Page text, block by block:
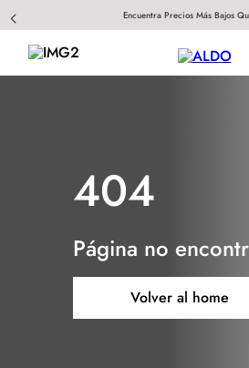
Encuentra Precios Más Bajos
404
Página no
Volver al home